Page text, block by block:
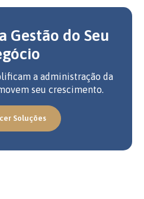
Gestão do Seu
a administração da
seu crescimento.
Soluções